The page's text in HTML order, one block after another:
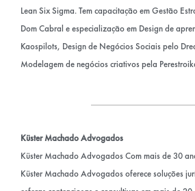
Lean Six Sigma. Tem capacitação em Gestão
Dom Cabral e especialização em Design de
Kaospilots, Design de Negócios Sociais pelo
Modelagem de negócios criativos pela
Küster Machado Advogados
Küster Machado Advogados Com mais de 30
Küster Machado Advogados oferece soluções